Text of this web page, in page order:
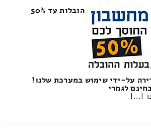
הובלות עד 50%
על-ידי שימוש במערכת שלנו!
לגמרי
[…]